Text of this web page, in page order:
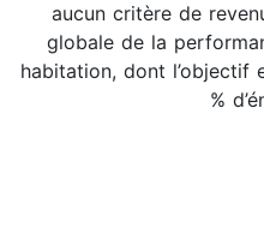
aucun critère de
globale de la
habitation, dont l’objectif
%